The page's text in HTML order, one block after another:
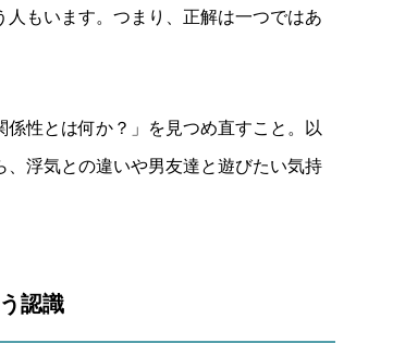
もいます。つまり、正解は一つではあ
性とは何か？」を見つめ直すこと。以
浮気との違いや男友達と遊びたい気持
認識